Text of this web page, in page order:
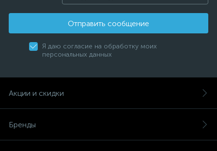
Отправить сообщение
Я даю согласие на обработку моих
персональных данных
Акции и скидки
Бренды